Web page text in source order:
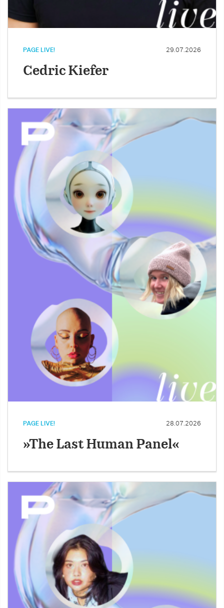
PAGE LIVE! 29.07.2026
Cedric Kiefer
PAGE LIVE! 28.07.2026
»The Last Human Panel«